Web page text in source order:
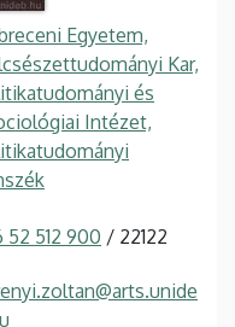
Egyetem,
Kar,
és
Intézet,
52 512 900 / 22122